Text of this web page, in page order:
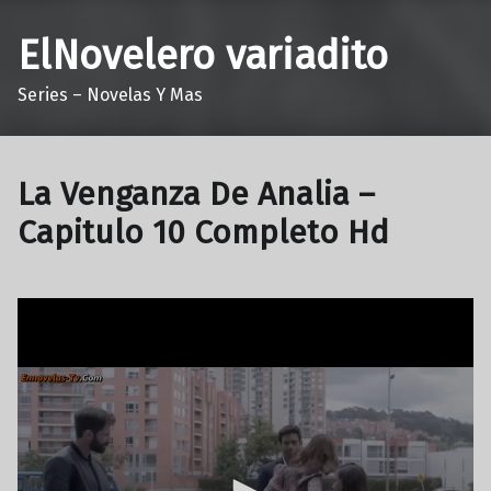
ElNovelero variadito
Series – Novelas Y Mas
La Venganza De Analia –
Capitulo 10 Completo Hd